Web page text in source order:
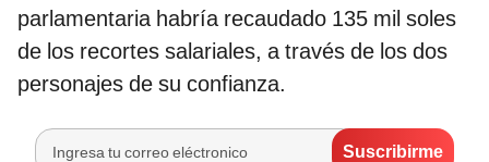
parlamentaria habría recaudado 135 mil soles
de los recortes salariales, a través de los dos
personajes de su confianza.